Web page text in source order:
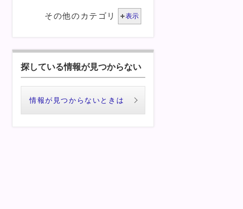
その他のカテゴリ 表示
探している情報が見つからない
情報が見つからないときは